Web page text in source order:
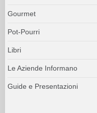
Gourmet
Pot-Pourri
Libri
Le Aziende Informano
Guide e Presentazioni